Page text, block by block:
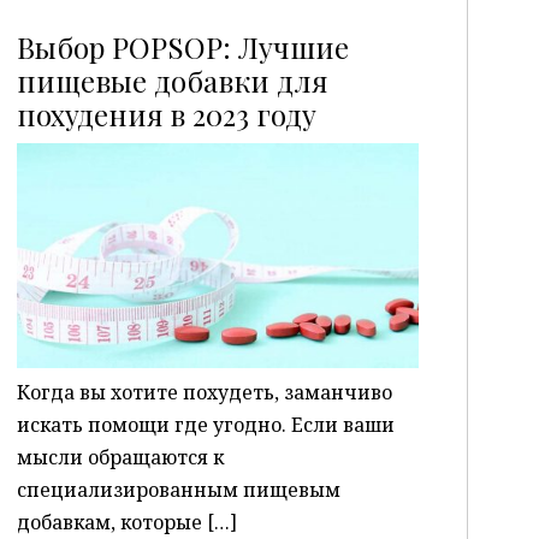
Выбор POPSOP: Лучшие
пищевые добавки для
похудения в 2023 году
P
Когда вы хотите похудеть, заманчиво
искать помощи где угодно. Если ваши
мысли обращаются к
специализированным пищевым
добавкам, которые […]